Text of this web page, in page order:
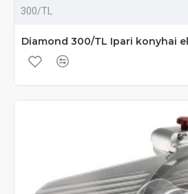
300/TL
Diamond 300/TL Ipari konyhai